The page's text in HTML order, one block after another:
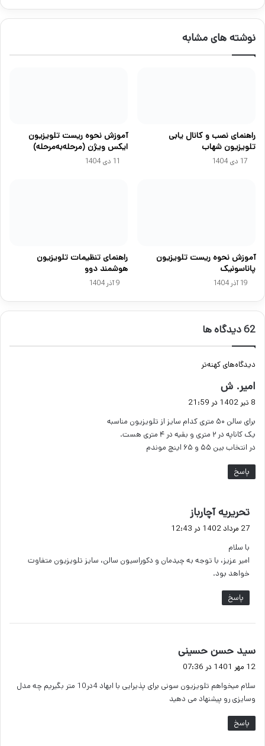
نوشته های مشابه
راهنمای نصب و کانال یابی
تلویزیون شهاب
17 دی 1404
آموزش نحوه ریست تلویزیون
ایکس ویژن (مرحله‌به‌مرحله)
11 دی 1404
آموزش نحوه ریست تلویزیون
پاناسونیک
19 آذر 1404
راهنمای تنظیمات تلویزیون
هوشمند دوو
9 آذر 1404
‫62 دیدگاه ها
راهبری
دیدگاه‌ها
دیدگاه‌های کهنه‌تر
امیر. ش
:
8 تیر 1402 در 21:59
برای سالن ۵۰ متری کدام سایز از تلویزیون مناسبه
یک کاناپه در ۲ متری و بقیه در ۴ متری هست.
در انتخاب بین ۵۵ و ۶۵ اینچ موندم
پاسخ
تحریریه آچارباز
ف
27 مرداد 1402 در 12:43
با سلام
امیر عزیز، با توجه به چیدمان و دکوراسیون سالن، سایز تلویزیون متفاوت
خواهد بود.
پاسخ
سید حسن حسینی
:
12 مهر 1401 در 07:36
سلام میخواهم تلویزیون سونی برای پذیرایی با ابهاد 4در10 متر بگیریم چه مدل
وسایزی رو پیشنهاد می دهید
پاسخ